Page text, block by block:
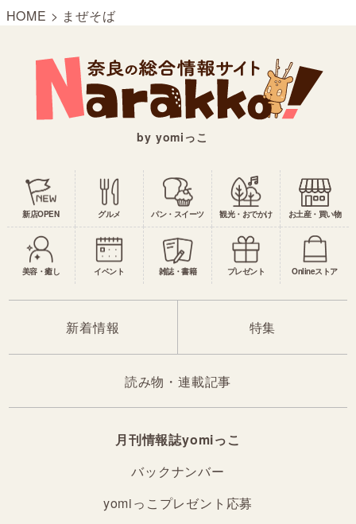
HOME > まぜそば
by yomiっこ
新店OPEN グルメ パン・スイーツ 観光・おでかけ お土産・買い物
美容・癒し イベント 雑誌・書籍 プレゼント Onlineストア
新着情報 特集
読み物・連載記事
月刊情報誌yomiっこ
バックナンバー
yomiっこプレゼント応募